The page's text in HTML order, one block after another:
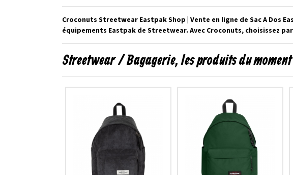
Croconuts Streetwear Eastpak Shop | Vente en ligne de Sac A Dos
équipements Eastpak de Streetwear. Avec Croconuts, choisissez
Streetwear / Bagagerie, les produits du moment